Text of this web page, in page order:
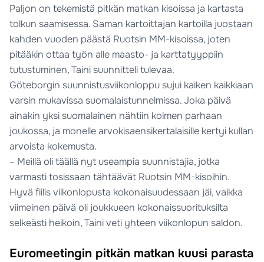
Paljon on tekemistä pitkän matkan kisoissa ja kartasta
tolkun saamisessa. Saman kartoittajan kartoilla juostaan
kahden vuoden päästä Ruotsin MM-kisoissa, joten
pitääkin ottaa työn alle maasto- ja karttatyyppiin
tutustuminen, Taini suunnitteli tulevaa.
Göteborgin suunnistusviikonloppu sujui kaiken kaikkiaan
varsin mukavissa suomalaistunnelmissa. Joka päivä
ainakin yksi suomalainen nähtiin kolmen parhaan
joukossa, ja monelle arvokisaensikertalaisille kertyi kullan
arvoista kokemusta.
– Meillä oli täällä nyt useampia suunnistajia, jotka
varmasti tosissaan tähtäävät Ruotsin MM-kisoihin.
Hyvä fiilis viikonlopusta kokonaisuudessaan jäi, vaikka
viimeinen päivä oli joukkueen kokonaissuorituksilta
selkeästi heikoin, Taini veti yhteen viikonlopun saldon.
Euromeetingin pitkän matkan kuusi parasta